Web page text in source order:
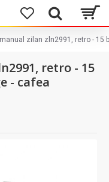
zilan zln2991, retro - 15
retro - 15
- cafea